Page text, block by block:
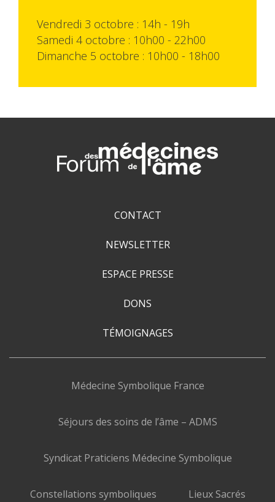
Vendredi 3 octobre : 14h - 19h
Samedi 4 octobre : 10h00 - 22h00
Dimanche 5 octobre : 10h00 - 18h00
CONTACT
NEWSLETTER
ESPACE PRESSE
DONS
TÉMOIGNAGES
Médecine Symbolique France
Séjours des soins de l’âme – ADMS
Syndicat Praticiens Médecine Symbolique
Constellations symboliques Lieux Sacrés